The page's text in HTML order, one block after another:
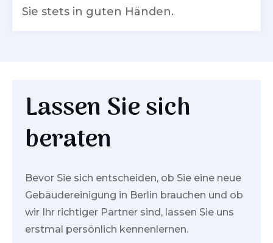
Sie stets in guten Händen.
Lassen Sie sich
beraten
Bevor Sie sich entscheiden, ob Sie eine neue
Gebäudereinigung in Berlin brauchen und ob
wir Ihr richtiger Partner sind, lassen Sie uns
erstmal persönlich kennenlernen.